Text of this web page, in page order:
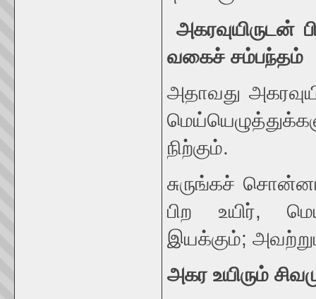
அகரவுயிருடன்
வகைச் சம்பந்தம்
அதாவது
நிற்கும்.
சுருங்கச்
பிற உயிர்,
இயக்கும்;
அகர உயிரும்